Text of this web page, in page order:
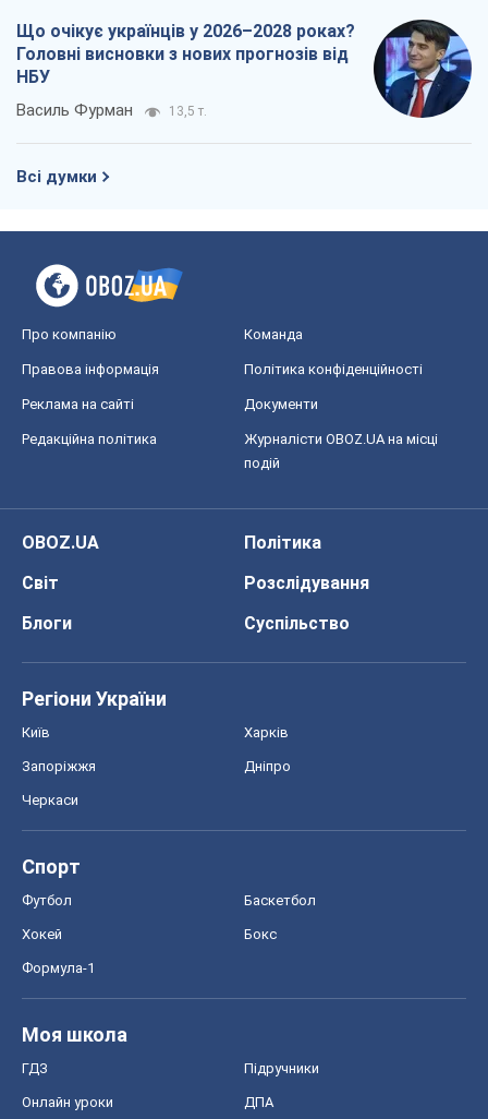
Що очікує українців у 2026–2028 роках?
Головні висновки з нових прогнозів від
НБУ
Василь Фурман 13,5 т.
Всі думки
Про компанію Команда
Правова інформація Політика конфіденційності
Реклама на сайті Документи
Редакційна політика
Журналісти OBOZ.UA на місці
подій
OBOZ.UA
Політика
Світ
Розслідування
Блоги
Суспільство
Регіони України
Київ Харків
Запоріжжя Дніпро
Черкаси
Спорт
Футбол Баскетбол
Хокей Бокс
Формула-1
Моя школа
ГДЗ Підручники
Онлайн уроки ДПА